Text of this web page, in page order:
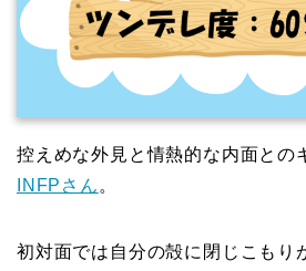
控えめな外見と情熱的な内面との
INFPさん 。
初対面では自分の殻に閉じこもり